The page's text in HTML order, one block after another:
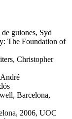
guiones, Syd
The Foundation of
Christopher
Barcelona,
2006, UOC